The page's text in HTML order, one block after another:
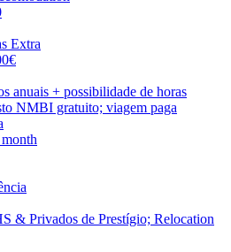
Extra
anuais + possibilidade de horas
NMBI gratuito; viagem paga
& Privados de Prestígio; Relocation